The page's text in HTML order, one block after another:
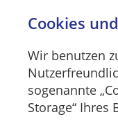
Cookies
Wir benutzen
sogenannte
Storage“ Ihres